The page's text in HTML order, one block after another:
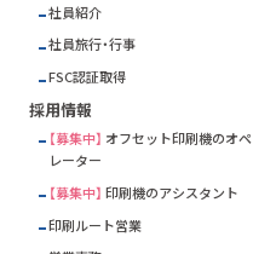
社員紹介
社員旅行・行事
FSC認証取得
採用情報
【募集中】 オフセット印刷機のオペ
レーター
【募集中】 印刷機のアシスタント
印刷ルート営業